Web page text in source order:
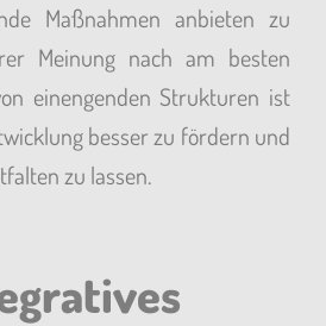
Maßnahmen anbieten zu
Meinung nach am besten
einengenden Strukturen ist
besser zu fördern und
zu lassen.